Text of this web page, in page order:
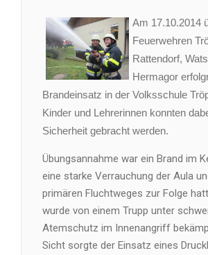
Am 17.10.2014
Feuerwehren
Rattendorf,
Hermagor
Brandeinsatz in der Volksschule
Kinder und Lehrerinnen konnten
Sicherheit gebracht werden.
Übungsannahme war ein Brand im
eine starke Verrauchung der Aula
primären Fluchtweges zur Folge
wurde von einem Trupp unter
Atemschutz im Innenangriff
Sicht sorgte der Einsatz eines